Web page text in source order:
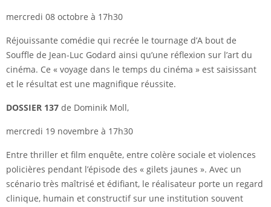
mercredi 08 octobre à 17h30
Réjouissante comédie qui recrée le tournage d’A bout de
Souffle de Jean-Luc Godard ainsi qu’une réflexion sur l’art du
cinéma. Ce « voyage dans le temps du cinéma » est saisissant
et le résultat est une magnifique réussite.
DOSSIER 137 de Dominik Moll,
mercredi 19 novembre à 17h30
Entre thriller et film enquête, entre colère sociale et violences
policières pendant l’épisode des « gilets jaunes ». Avec un
scénario très maîtrisé et édifiant, le réalisateur porte un regard
clinique, humain et constructif sur une institution souvent